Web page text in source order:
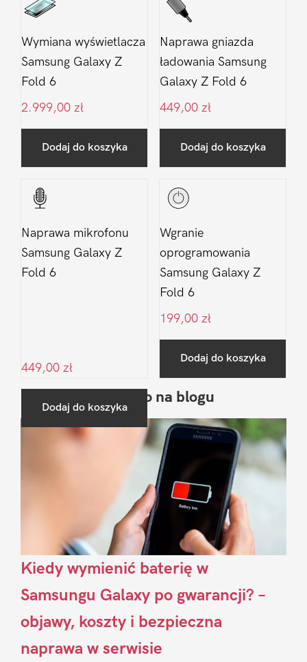
Wymiana wyświetlacza
Samsung Galaxy Z
Fold 6
2.999,00 zł
Dodaj do koszyka
Naprawa gniazda
ładowania Samsung
Galaxy Z Fold 6
449,00 zł
Dodaj do koszyka
Naprawa mikrofonu
Samsung Galaxy Z
Fold 6
449,00 zł
Dodaj do koszyka
Wgranie
oprogramowania
Samsung Galaxy Z
Fold 6
199,00 zł
Dodaj do koszyka
Pierwszy
Sidebar
Ostatnio na blogu
Kiedy wymienić baterię w
Samsungu Galaxy po gwarancji? –
objawy, koszty i bezpieczna
naprawa w serwisie